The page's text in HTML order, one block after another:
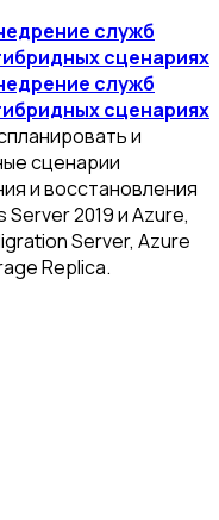
служб
сценариях
служб
сценариях
и
сценарии
и восстановления
2019 и Azure,
Server, Azure
Replica.